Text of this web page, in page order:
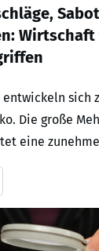
sich
Die große
eine